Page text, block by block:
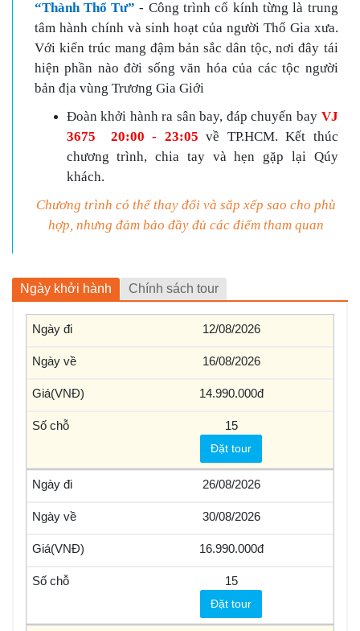
“Thành Thổ Tư” - Công trình cổ kính từng là trung
tâm hành chính và sinh hoạt của người Thổ Gia xưa.
Với kiến trúc mang đậm bản sắc dân tộc, nơi đây tái
hiện phần nào đời sống văn hóa của các tộc người
bản địa vùng Trương Gia Giới
Đoàn khởi hành ra sân bay, đáp chuyến bay VJ
3675 20:00 - 23:05 về TP.HCM. Kết thúc
chương trình, chia tay và hẹn gặp lại Qúy
khách.
Chương trình có thể thay đổi và sắp xếp sao cho phù
hợp, nhưng đảm bảo đầy đủ các điểm tham quan
Ngày khởi hành Chính sách tour
12/08/2026
16/08/2026
14.990.000
15
Đặt tour
26/08/2026
30/08/2026
16.990.000
15
Đặt tour